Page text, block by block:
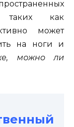
таких как
может
на ноги и
можно ли